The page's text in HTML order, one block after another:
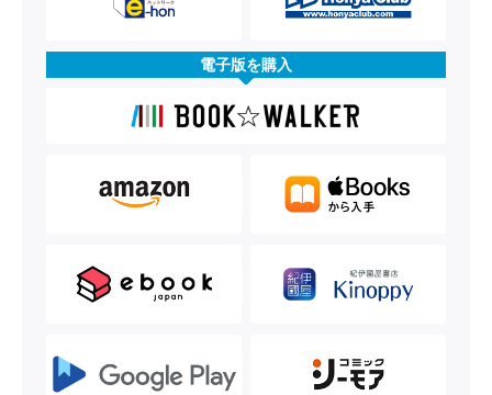
電子版を購入